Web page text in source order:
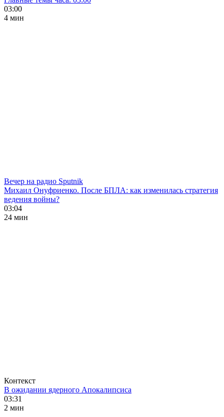
03:00
4 мин
Вечер на радио Sputnik
Михаил Онуфриенко. После БПЛА: как изменилась стратегия
ведения войны?
03:04
24 мин
Контекст
В ожидании ядерного Апокалипсиса
03:31
2 мин